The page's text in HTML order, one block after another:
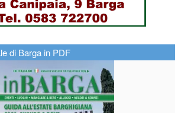
di Barga in PDF